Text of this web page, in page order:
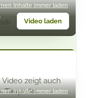
Inhalte immer laden
Video laden
Inhalte immer laden
zeigt auch
Tierparks.